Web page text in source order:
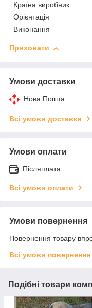
Країна виробник
Орієнтація
Виконання
Приховати
Умови доставки
Нова Пошта
Всі умови доставки
Умови оплати
Післяплата
Всі умови оплати
Умови повернення
Повернення товару
Всі умови повернення
Подібні товари